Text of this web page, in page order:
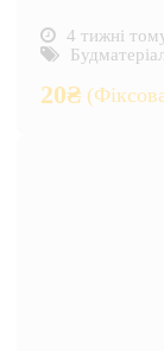
4 тижні
20₴